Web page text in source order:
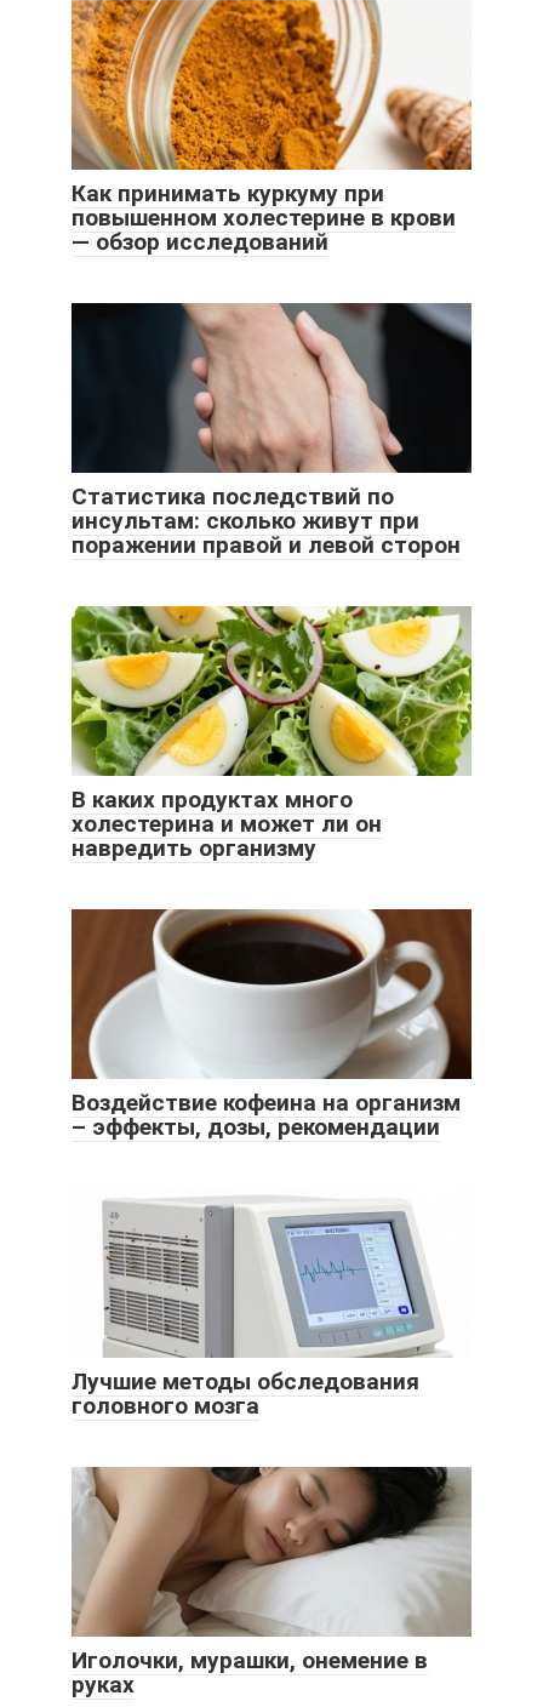
Как принимать куркуму при
повышенном холестерине в крови
— обзор исследований
Статистика последствий по
инсультам: сколько живут при
поражении правой и левой сторон
В каких продуктах много
холестерина и может ли он
навредить организму
Воздействие кофеина на организм
– эффекты, дозы, рекомендации
Лучшие методы обследования
головного мозга
Иголочки, мурашки, онемение в
руках